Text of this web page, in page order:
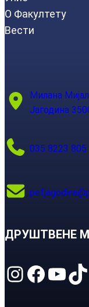
О Факултету
Вести
Милана
Јагодина
035 8223 805
ДРУШТВЕНЕ
Instagram Facebook YouTube TikTok